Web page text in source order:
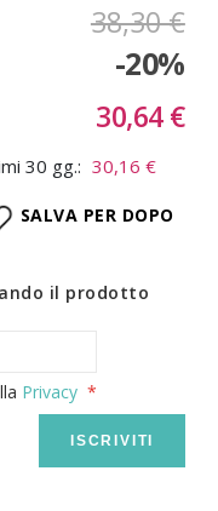
38,30 €
-20%
30,64 €
30 gg.: 30,16 €
SALVA PER DOPO
il prodotto
Privacy
ISCRIVITI